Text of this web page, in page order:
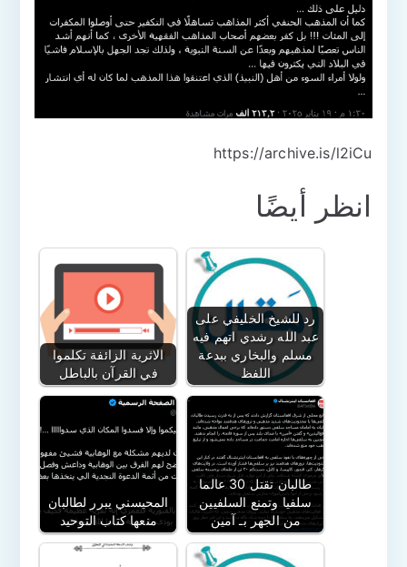
https://archive.is/l2iCu
انظر أيضًا
الاثرية الزائفة تكلموا
في القرآن بالباطل
رد للشيخ الخليفي على
عبد الله رشدي اتهم فيه
مسلم والبخاري ببدعة
اللفظ
المحيسني يبرر لطالبان
منعها كتاب التوحيد
طالبان تقتل 30 عالما
سلفيا وتمنع السلفيين
من الجهر بـ آمين